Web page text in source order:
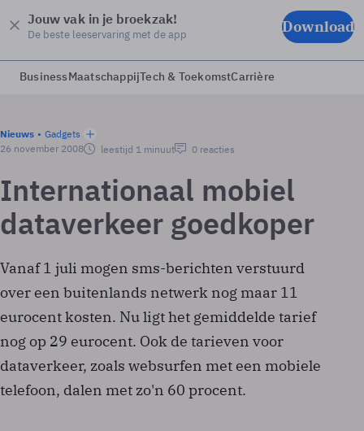
Jouw vak in je broekzak!
De beste leeservaring met de app Download
BusinessMaatschappijTech & ToekomstCarrière
Nieuws
Gadgets
26 november 2008
leestijd 1 minuut 0 reacties
Internationaal mobiel
dataverkeer goedkoper
Vanaf 1 juli mogen sms-berichten verstuurd
over een buitenlands netwerk nog maar 11
eurocent kosten. Nu ligt het gemiddelde tarief
nog op 29 eurocent. Ook de tarieven voor
dataverkeer, zoals websurfen met een mobiele
telefoon, dalen met zo'n 60 procent.